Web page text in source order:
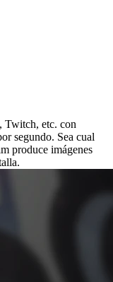
Twitch, etc. con
segundo. Sea cual
produce imágenes